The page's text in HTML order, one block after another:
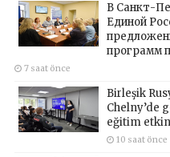
В Санкт-
Единой
программ
7 saat önce
Birleşik
Chelny’de
eğitim
10 saat önce